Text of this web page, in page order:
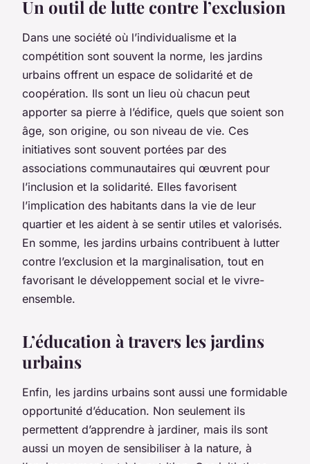
Un outil de lutte contre l’exclusion
Dans une société où l’individualisme et la
compétition sont souvent la norme, les jardins
urbains offrent un espace de solidarité et de
coopération. Ils sont un lieu où chacun peut
apporter sa pierre à l’édifice, quels que soient son
âge, son origine, ou son niveau de vie. Ces
initiatives sont souvent portées par des
associations communautaires qui œuvrent pour
l’inclusion et la solidarité. Elles favorisent
l’implication des habitants dans la vie de leur
quartier et les aident à se sentir utiles et valorisés.
En somme, les jardins urbains contribuent à lutter
contre l’exclusion et la marginalisation, tout en
favorisant le développement social et le vivre-
ensemble.
L’éducation à travers les jardins
urbains
Enfin, les jardins urbains sont aussi une formidable
opportunité d’éducation. Non seulement ils
permettent d’apprendre à jardiner, mais ils sont
aussi un moyen de sensibiliser à la nature, à